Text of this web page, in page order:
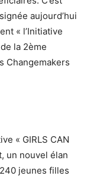
aujourd’hui
« l’Initiative
la 2ème
Changemakers
« GIRLS CAN
un nouvel élan
jeunes filles